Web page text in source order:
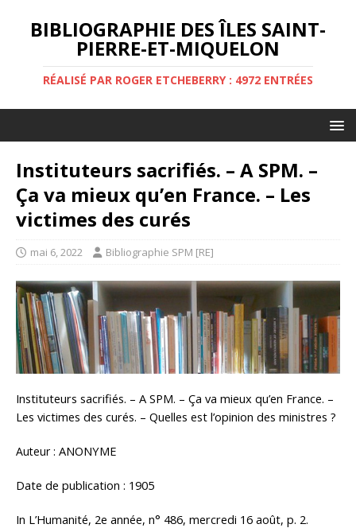
BIBLIOGRAPHIE DES ÎLES SAINT-
PIERRE-ET-MIQUELON
RÉALISÉ PAR ROGER ETCHEBERRY : 4972 ENTRÉES
Instituteurs sacrifiés. – A SPM. –
Ça va mieux qu’en France. – Les
victimes des curés
mai 6, 2022 Bibliographie SPM [RE]
Instituteurs sacrifiés. – A SPM. – Ça va mieux qu’en France. –
Les victimes des curés. – Quelles est l’opinion des ministres ?
Auteur : ANONYME
Date de publication : 1905
In L’Humanité, 2e année, n° 486, mercredi 16 août, p. 2.